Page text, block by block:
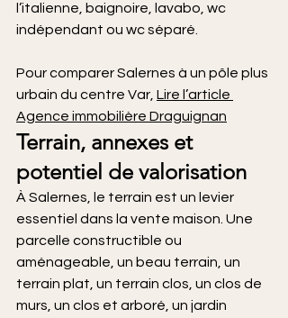
l’italienne, baignoire, lavabo, wc
indépendant ou wc séparé.
Pour comparer Salernes à un pôle plus
urbain du centre Var, Lire l’article
Agence immobilière Draguignan
Terrain, annexes et
potentiel de valorisation
À Salernes, le terrain est un levier
essentiel dans la vente maison. Une
parcelle constructible ou
aménageable, un beau terrain, un
terrain plat, un terrain clos, un clos de
murs, un clos et arboré, un jardin